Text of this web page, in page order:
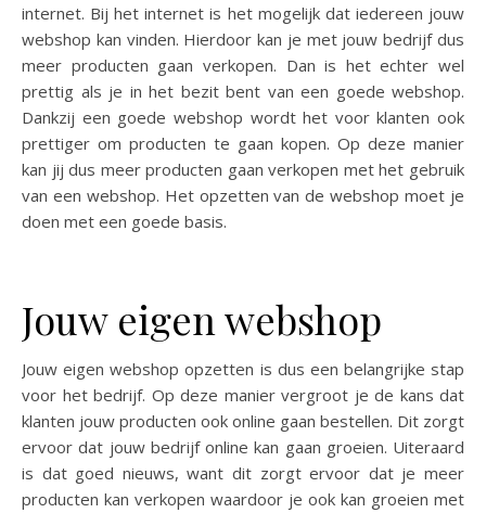
internet. Bij het internet is het mogelijk dat iedereen jouw
webshop kan vinden. Hierdoor kan je met jouw bedrijf dus
meer producten gaan verkopen. Dan is het echter wel
prettig als je in het bezit bent van een goede webshop.
Dankzij een goede webshop wordt het voor klanten ook
prettiger om producten te gaan kopen. Op deze manier
kan jij dus meer producten gaan verkopen met het gebruik
van een webshop. Het opzetten van de webshop moet je
doen met een goede basis.
Jouw eigen webshop
Jouw eigen webshop opzetten is dus een belangrijke stap
voor het bedrijf. Op deze manier vergroot je de kans dat
klanten jouw producten ook online gaan bestellen. Dit zorgt
ervoor dat jouw bedrijf online kan gaan groeien. Uiteraard
is dat goed nieuws, want dit zorgt ervoor dat je meer
producten kan verkopen waardoor je ook kan groeien met